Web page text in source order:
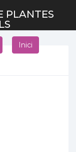
PLANTES
Inici